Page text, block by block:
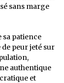
sans marge
sa patience
peur jeté sur
authentique
et